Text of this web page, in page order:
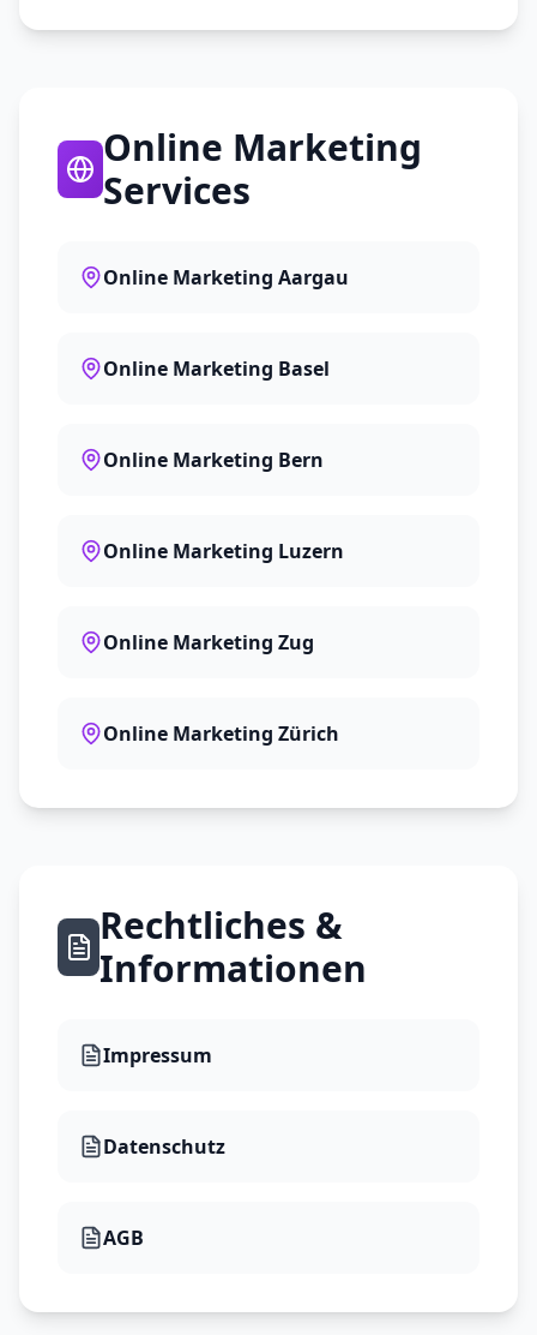
Online Marketing
Services
Online Marketing Aargau
Online Marketing Basel
Online Marketing Bern
Online Marketing Luzern
Online Marketing Zug
Online Marketing Zürich
Rechtliches &
Informationen
Impressum
Datenschutz
AGB